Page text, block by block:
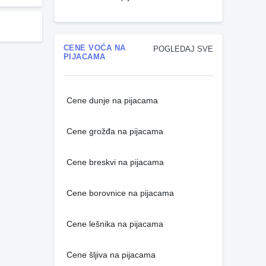
POGLEDAJ SVE
CENE VOĆA NA
PIJACAMA
Cene dunje na pijacama
Cene grožđa na pijacama
Cene breskvi na pijacama
Cene borovnice na pijacama
Cene lešnika na pijacama
Cene šljiva na pijacama